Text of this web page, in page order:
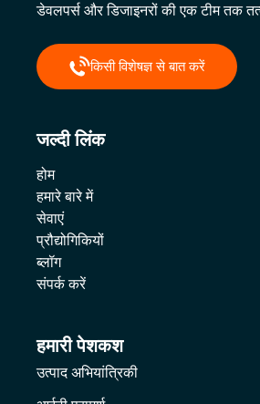
डेवलपर्स और डिजाइनरों की एक टीम तक
किसी विशेषज्ञ से बात करें
जल्दी लिंक
होम
हमारे बारे में
सेवाएं
प्रौद्योगिकियों
ब्लॉग
संपर्क करें
हमारी पेशकश
उत्पाद अभियांत्रिकी